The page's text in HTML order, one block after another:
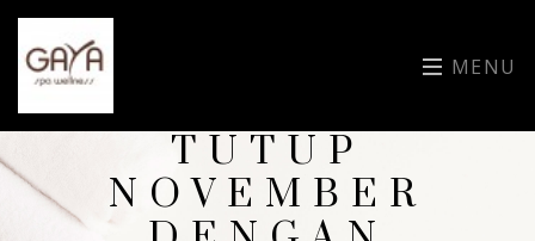
MENU
TUTUP
NOVEMBER